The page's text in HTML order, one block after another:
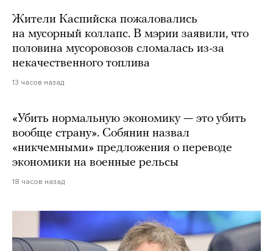
Жители Каспийска пожаловались
на мусорный коллапс. В мэрии заявили, что
половина мусоровозов сломалась из-за
некачественного топлива
13 часов назад
«Убить нормальную экономику — это убить
вообще страну». Собянин назвал
«никчемными» предложения о переводе
экономики на военные рельсы
18 часов назад